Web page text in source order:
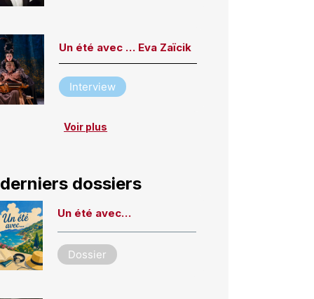
Un été avec … Eva Zaïcik
Interview
Voir plus
dossiers
Un été avec…
Dossier